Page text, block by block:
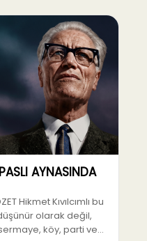
AYNASINDA
Hikmet Kıvılcımlı bu
olarak değil,
köy, parti ve…